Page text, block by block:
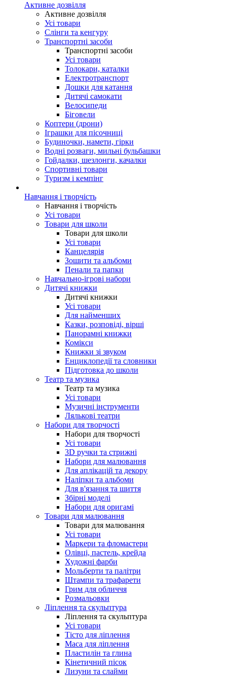
Активне дозвілля
Активне дозвілля
Усі товари
Слінги та кенгуру
Транспортні засоби
Транспортні засоби
Усі товари
Толокари, каталки
Електротранспорт
Дошки для катання
Дитячі самокати
Велосипеди
Біговели
Коптери (дрони)
Іграшки для пісочниці
Будиночки, намети, гірки
Водні розваги, мильні бульбашки
Гойдалки, шезлонги, качалки
Спортивні товари
Туризм і кемпінг
Навчання і творчість
Навчання і творчість
Усі товари
Товари для школи
Товари для школи
Усі товари
Канцелярія
Зошити та альбоми
Пенали та папки
Навчально-ігрові набори
Дитячі книжки
Дитячі книжки
Усі товари
Для найменших
Казки, розповіді, вірші
Панорамні книжки
Комікси
Книжки зі звуком
Енциклопедії та словники
Підготовка до школи
Театр та музика
Театр та музика
Усі товари
Музичні інструменти
Лялькові театри
Набори для творчості
Набори для творчості
Усі товари
3D ручки та стрижні
Набори для малювання
Для аплікацій та декору
Наліпки та альбоми
Для в'язання та шиття
Збірні моделі
Набори для оригамі
Товари для малювання
Товари для малювання
Усі товари
Маркери та фломастери
Олівці, пастель, крейда
Художні фарби
Мольберти та палітри
Штампи та трафарети
Грим для обличчя
Розмальовки
Ліплення та скульптура
Ліплення та скульптура
Усі товари
Тісто для ліплення
Маса для ліплення
Пластилін та глина
Кінетичний пісок
Лизуни та слайми